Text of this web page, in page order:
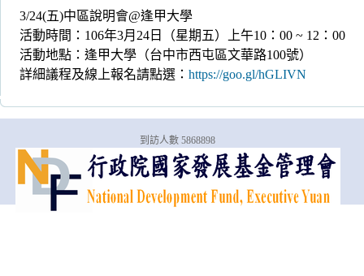
3/24(五)中區說明會@逢甲大學
活動時間：106年3月24日（星期五）上午10：00 ~ 12：00
活動地點：逢甲大學（台中市西屯區文華路100號）
詳細議程及線上報名請點選： https://goo.gl/hGLIVN
到訪人數 5868898